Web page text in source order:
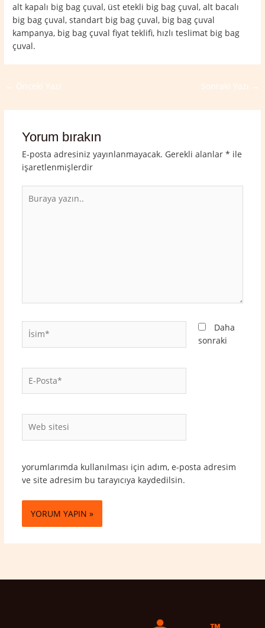
alt kapalı big bag çuval, üst etekli big bag çuval, alt bacalı
big bag çuval, standart big bag çuval, big bag çuval
kampanya, big bag çuval fiyat teklifi, hızlı teslimat big bag
çuval.
← Önceki Yazı Sonraki Yazı →
Yorum bırakın
E-posta adresiniz yayınlanmayacak. Gerekli alanlar * ile
işaretlenmişlerdir
yazın..
İsim*
Posta*
sitesi
Daha
sonraki
yorumlarımda kullanılması için adım, e-posta adresim
ve site adresim bu tarayıcıya kaydedilsin.